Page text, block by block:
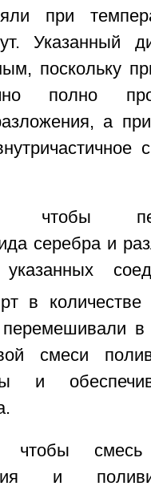
при
Указанный
поскольку
полно
а
чтобы
серебра и
в
в
смеси
и
чтобы
и